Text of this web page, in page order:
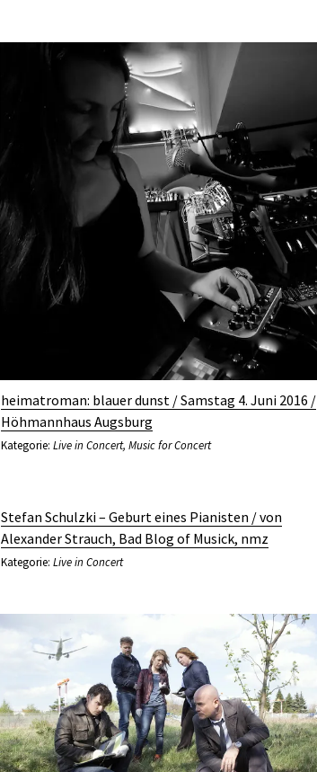
heimatroman: blauer dunst / Samstag 4. Juni 2016 /
Höhmannhaus Augsburg
Kategorie: Live in Concert, Music for Concert
Stefan Schulzki – Geburt eines Pianisten / von
Alexander Strauch, Bad Blog of Musick, nmz
Kategorie: Live in Concert